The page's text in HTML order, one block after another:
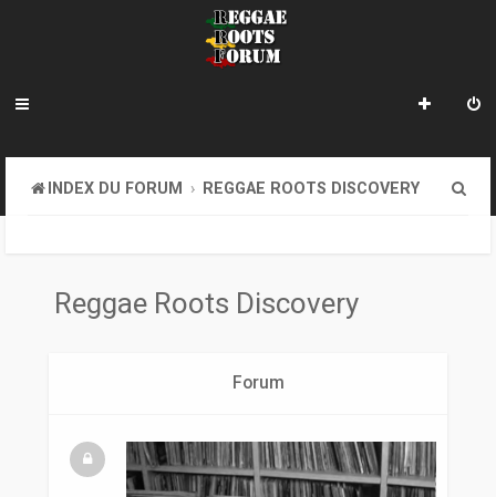
INDEX DU FORUM REGGAE ROOTS DISCOVERY
Reggae Roots Discovery
Forum